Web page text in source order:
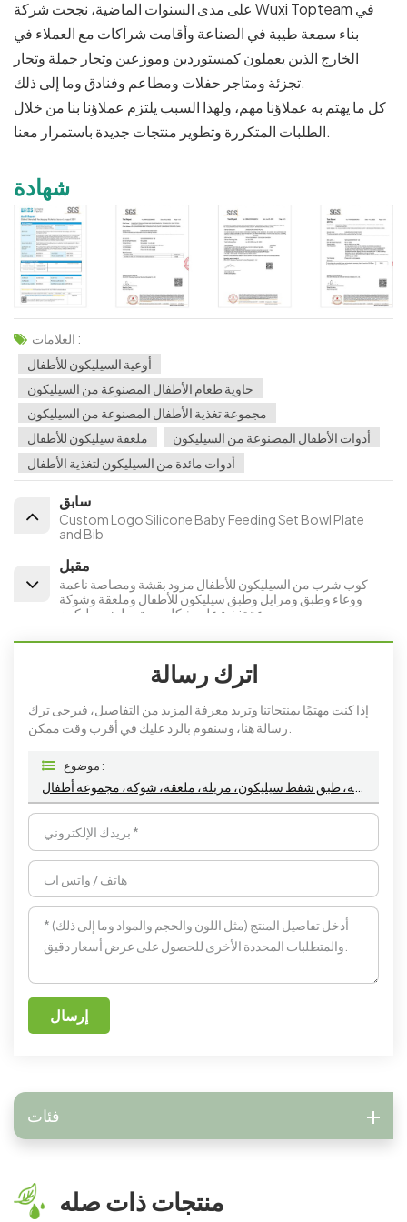
على مدى السنوات الماضية، نجحت شركة Wuxi Topteam في
بناء سمعة طيبة في الصناعة وأقامت شراكات مع العملاء في
الخارج الذين يعملون كمستوردين وموزعين وتجار جملة وتجار
تجزئة ومتاجر حفلات ومطاعم وفنادق وما إلى ذلك.
كل ما يهتم به عملاؤنا مهم، ولهذا السبب يلتزم عملاؤنا بنا من خلال
الطلبات المتكررة وتطوير منتجات جديدة باستمرار معنا.
شهادة
العلامات :
أوعية السيليكون للأطفال
حاوية طعام الأطفال المصنوعة من السيليكون
مجموعة تغذية الأطفال المصنوعة من السيليكون
ملعقة سيليكون للأطفال
أدوات الأطفال المصنوعة من السيليكون
أدوات مائدة من السيليكون لتغذية الأطفال
سابق
Custom Logo Silicone Baby Feeding Set Bowl Plate
and Bib
مقبل
كوب شرب من السيليكون للأطفال مزود بقشة ومصاصة ناعمة
ووعاء وطبق ومرايل وطبق سيليكون للأطفال وملعقة وشوكة
ومجموعة تغذية على شكل بومة وطبق سيليكون
اترك رسالة
إذا كنت مهتمًا بمنتجاتنا وتريد معرفة المزيد من التفاصيل، فيرجى ترك
موضوع :
إرسال
فئات
منتجات ذات صله